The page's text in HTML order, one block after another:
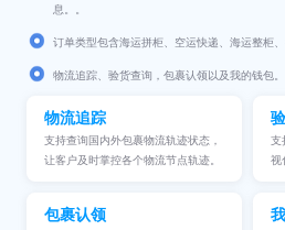
息。。
订单类型包含海运拼柜、空运快递、海运整柜
物流追踪、验货查询，包裹认领以及我的钱包。
物流追踪
支持查询国内外包裹物流轨迹状态，
让客户及时掌控各个物流节点轨迹。
支
视
包裹认领